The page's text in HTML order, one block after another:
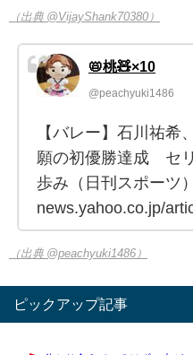
（出典 @VijayShank70380）
📛桃🧸×10
@peachyuki1486
【バレー】石川祐希
願の初優勝達成 セ
歩み（日刊スポーツ
news.yahoo.co.jp/
（出典 @peachyuki1486）
ピックアップ記事